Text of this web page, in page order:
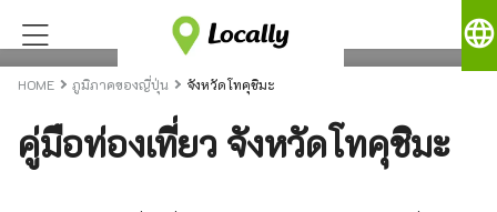
language
HOME ภูมิภาคของญี่ปุ่น จังหวัดโทคุชิมะ
คู่มือท่องเที่ยว จังหวัดโทคุชิมะ